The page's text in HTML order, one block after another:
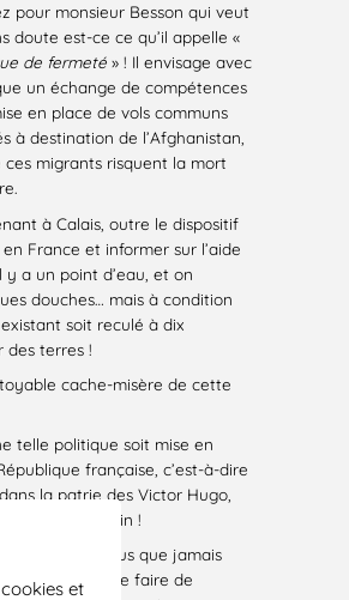
et
pour monsieur Besson qui veut
doute est-ce ce qu’il appelle «
de fermeté » ! Il envisage avec
un échange de compétences
en place de vols communs
à destination de l’Afghanistan,
ces migrants risquent la mort
à Calais, outre le dispositif
France et informer sur l’aide
a un point d’eau, et on
douches… mais à condition
soit reculé à dix
des terres !
cache-misère de cette
telle politique soit mise en
française, c’est-à-dire
la patrie des Victor Hugo,
et René Cassin !
7 juin, il est plus que jamais
qu’on cesse de faire de